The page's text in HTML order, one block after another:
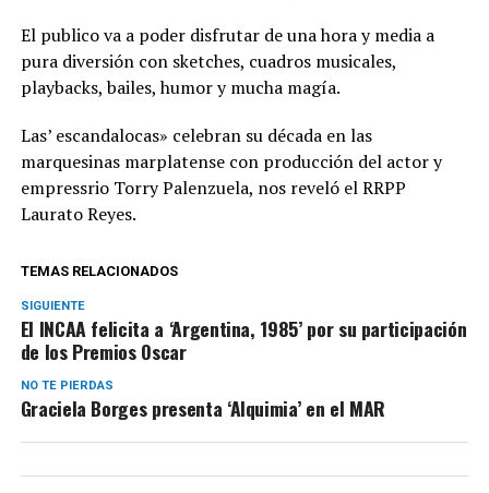
El publico va a poder disfrutar de una hora y media a
pura diversión con sketches, cuadros musicales,
playbacks, bailes, humor y mucha magía.
Las’ escandalocas» celebran su década en las
marquesinas marplatense con producción del actor y
empressrio Torry Palenzuela, nos reveló el RRPP
Laurato Reyes.
TEMAS RELACIONADOS
SIGUIENTE
El INCAA felicita a ‘Argentina, 1985’ por su participación
de los Premios Oscar
NO TE PIERDAS
Graciela Borges presenta ‘Alquimia’ en el MAR